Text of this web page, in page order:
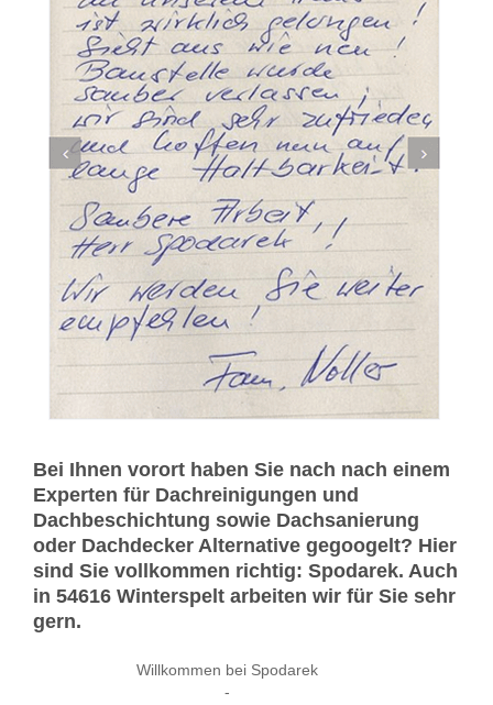
Bei Ihnen vorort haben Sie nach nach einem
Experten für Dachreinigungen und
Dachbeschichtung sowie Dachsanierung
oder Dachdecker Alternative gegoogelt? Hier
sind Sie vollkommen richtig: Spodarek. Auch
in 54616 Winterspelt arbeiten wir für Sie sehr
gern.
Willkommen bei Spodarek
-